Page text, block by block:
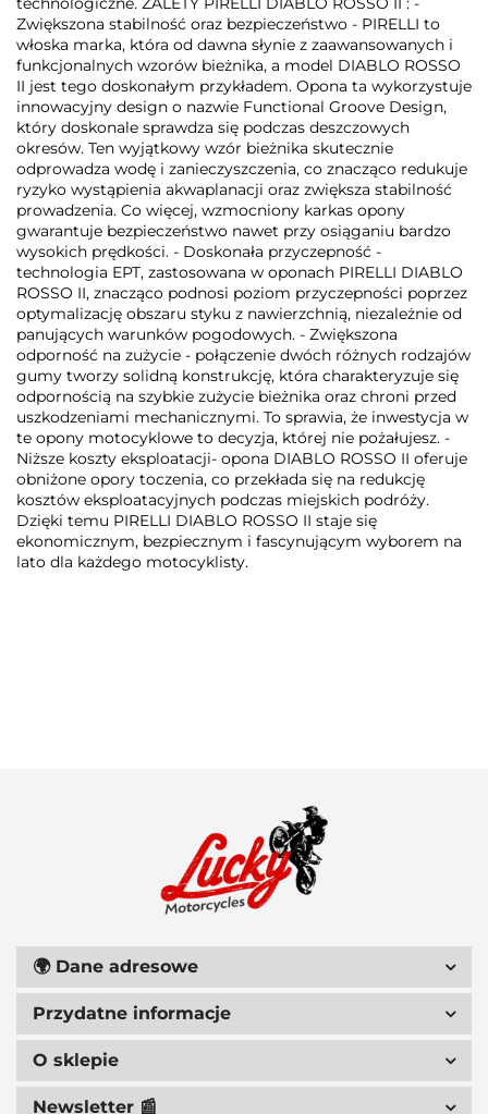
Zwiększona stabilność oraz bezpieczeństwo - PIRELLI to
włoska marka, która od dawna słynie z zaawansowanych i
funkcjonalnych wzorów bieżnika, a model DIABLO ROSSO
II jest tego doskonałym przykładem. Opona ta wykorzystuje
innowacyjny design o nazwie Functional Groove Design,
który doskonale sprawdza się podczas deszczowych
okresów. Ten wyjątkowy wzór bieżnika skutecznie
odprowadza wodę i zanieczyszczenia, co znacząco redukuje
ryzyko wystąpienia akwaplanacji oraz zwiększa stabilność
prowadzenia. Co więcej, wzmocniony karkas opony
gwarantuje bezpieczeństwo nawet przy osiąganiu bardzo
wysokich prędkości. - Doskonała przyczepność -
technologia EPT, zastosowana w oponach PIRELLI DIABLO
ROSSO II, znacząco podnosi poziom przyczepności poprzez
optymalizację obszaru styku z nawierzchnią, niezależnie od
panujących warunków pogodowych. - Zwiększona
odporność na zużycie - połączenie dwóch różnych rodzajów
gumy tworzy solidną konstrukcję, która charakteryzuje się
odpornością na szybkie zużycie bieżnika oraz chroni przed
uszkodzeniami mechanicznymi. To sprawia, że inwestycja w
te opony motocyklowe to decyzja, której nie pożałujesz. -
Niższe koszty eksploatacji- opona DIABLO ROSSO II oferuje
obniżone opory toczenia, co przekłada się na redukcję
kosztów eksploatacyjnych podczas miejskich podróży.
Dzięki temu PIRELLI DIABLO ROSSO II staje się
ekonomicznym, bezpiecznym i fascynującym wyborem na
lato dla każdego motocyklisty.
🌍 Dane adresowe
Przydatne informacje
O sklepie
Newsletter 📰